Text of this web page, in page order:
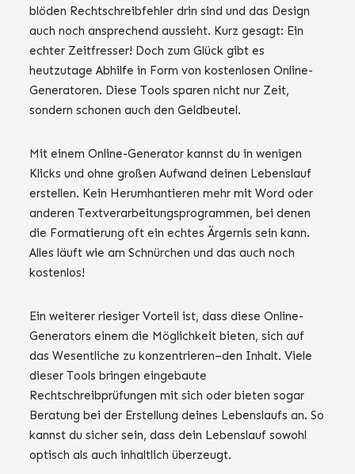
blöden Rechtschreibfehler drin sind und das Design
auch noch ansprechend aussieht. Kurz gesagt: Ein
echter Zeitfresser! Doch zum Glück gibt es
heutzutage Abhilfe in Form von kostenlosen Online-
Generatoren. Diese Tools sparen nicht nur Zeit,
sondern schonen auch den Geldbeutel.
Mit einem Online-Generator kannst du in wenigen
Klicks und ohne großen Aufwand deinen Lebenslauf
erstellen. Kein Herumhantieren mehr mit Word oder
anderen Textverarbeitungsprogrammen, bei denen
die Formatierung oft ein echtes Ärgernis sein kann.
Alles läuft wie am Schnürchen und das auch noch
kostenlos!
Ein weiterer riesiger Vorteil ist, dass diese Online-
Generators einem die Möglichkeit bieten, sich auf
das Wesentliche zu konzentrieren–den Inhalt. Viele
dieser Tools bringen eingebaute
Rechtschreibprüfungen mit sich oder bieten sogar
Beratung bei der Erstellung deines Lebenslaufs an. So
kannst du sicher sein, dass dein Lebenslauf sowohl
optisch als auch inhaltlich überzeugt.